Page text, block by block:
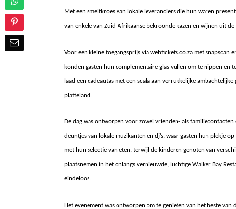
Met een smeltkroes van lokale leveranciers die hun waren
van enkele van Zuid-Afrikaanse bekroonde kazen en wijnen uit de
Voor een kleine toegangsprijs via webtickets.co.za met
konden gasten hun complementaire glas vullen om te nippen en
laad een cadeautas met een scala aan verrukkelijke
platteland.
De dag was ontworpen voor zowel vrienden- als
deuntjes van lokale muzikanten en dj’s, waar gasten hun plekje
met hun selectie van eten, terwijl de kinderen genoten van
plaatsnemen in het onlangs vernieuwde, luchtige Walker Bay
eindeloos.
Het evenement was ontworpen om te genieten van het beste